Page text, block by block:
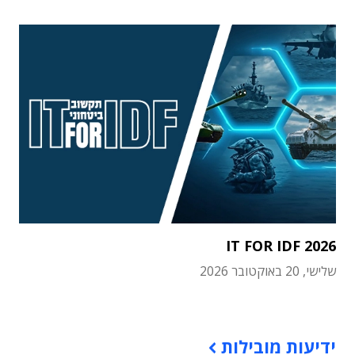
IT FOR IDF 2026
שלישי, 20 באוקטובר 2026
ידיעות מובילות